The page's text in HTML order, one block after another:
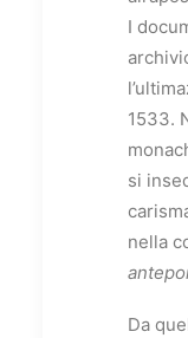
I
1533.
si
nella
Da